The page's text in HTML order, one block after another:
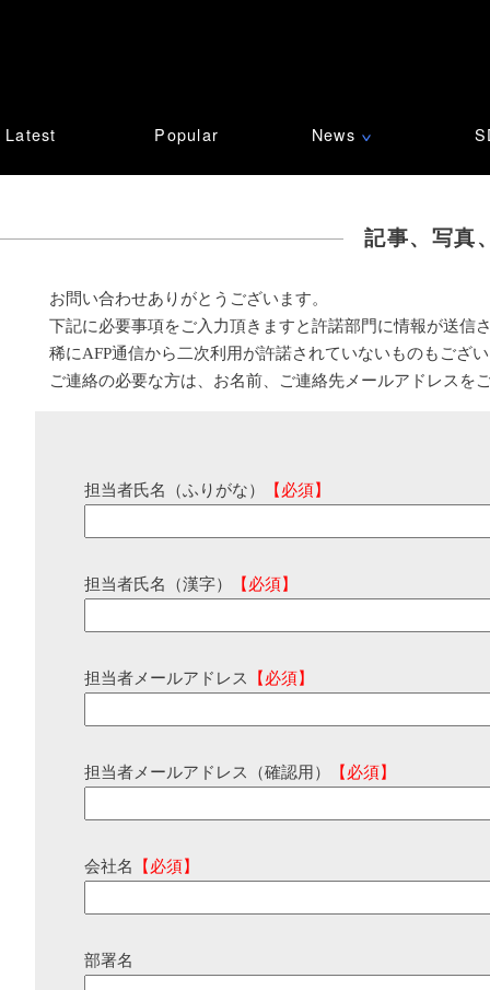
Latest Popular News ∨
記事、写真
お問い合わせありがとうございます。
下記に必要事項をご入力頂きますと許諾部門に情報が送信
稀にAFP通信から二次利用が許諾されていないものもござ
ご連絡の必要な方は、お名前、ご連絡先メールアドレスを
担当者氏名（ふりがな） 【必須】
担当者氏名（漢字） 【必須】
担当者メールアドレス 【必須】
担当者メールアドレス（確認用） 【必須】
会社名 【必須】
部署名